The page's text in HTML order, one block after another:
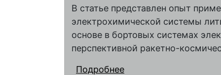
В статье представлен опыт
электрохимической системы
основе в бортовых системах
перспективной ракетно-
Подробнее